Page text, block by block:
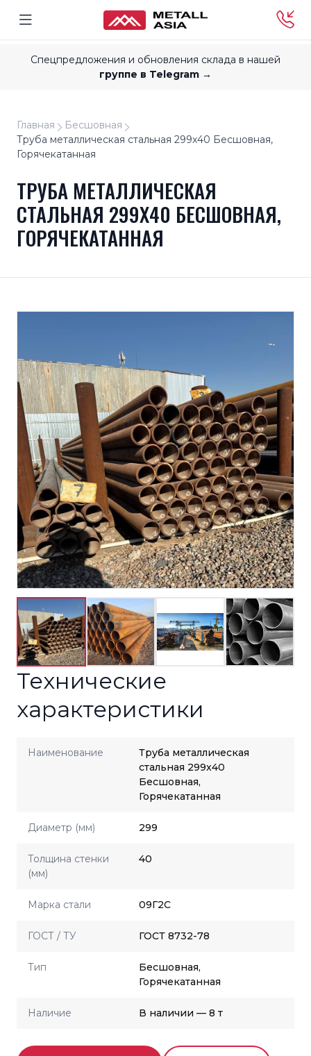
Спецпредложения и обновления склада в нашей
группе в Telegram →
Главная
Бесшовная
Труба металлическая стальная 299x40 Бесшовная,
Горячекатанная
ТРУБА МЕТАЛЛИЧЕСКАЯ
СТАЛЬНАЯ 299X40 БЕСШОВНАЯ,
ГОРЯЧЕКАТАННАЯ
Технические
характеристики
Наименование
Труба металлическая
стальная 299x40
Бесшовная,
Горячекатанная
Диаметр (мм) 299
Толщина стенки
(мм)
40
Марка стали 09Г2С
ГОСТ / ТУ ГОСТ 8732-78
Тип
Бесшовная,
Горячекатанная
Наличие В наличии — 8 т